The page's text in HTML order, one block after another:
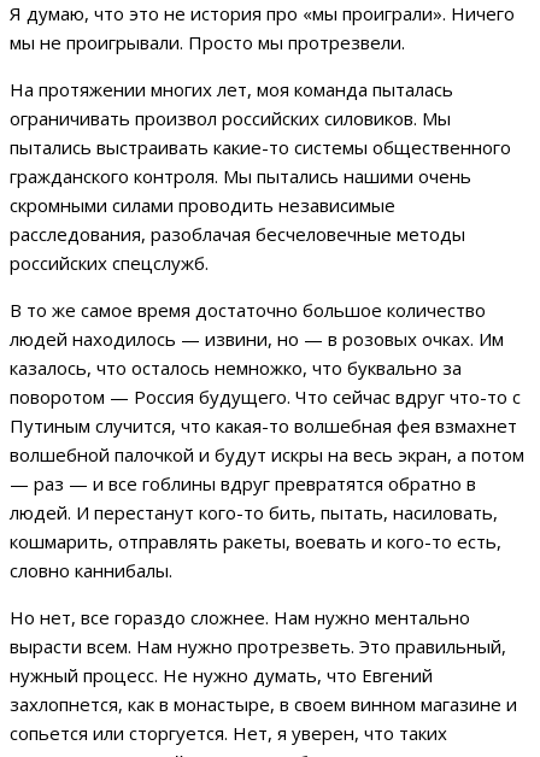
Я думаю, что это не история про «мы проиграли». Ничего
мы не проигрывали. Просто мы протрезвели.
На протяжении многих лет, моя команда пыталась
ограничивать произвол российских силовиков. Мы
пытались выстраивать какие-то системы общественного
гражданского контроля. Мы пытались нашими очень
скромными силами проводить независимые
расследования, разоблачая бесчеловечные методы
российских спецслужб.
В то же самое время достаточно большое количество
людей находилось — извини, но — в розовых очках. Им
казалось, что осталось немножко, что буквально за
поворотом — Россия будущего. Что сейчас вдруг что-то с
Путиным случится, что какая-то волшебная фея взмахнет
волшебной палочкой и будут искры на весь экран, а потом
— раз — и все гоблины вдруг превратятся обратно в
людей. И перестанут кого-то бить, пытать, насиловать,
кошмарить, отправлять ракеты, воевать и кого-то есть,
словно каннибалы.
Но нет, все гораздо сложнее. Нам нужно ментально
вырасти всем. Нам нужно протрезветь. Это правильный,
нужный процесс. Не нужно думать, что Евгений
захлопнется, как в монастыре, в своем винном магазине и
сопьется или сторгуется. Нет, я уверен, что таких